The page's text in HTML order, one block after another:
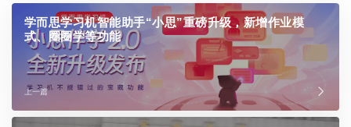
学而思学习机智能助手“小思”重磅升级，新增作业模
式、圈圈学等功能
上一篇